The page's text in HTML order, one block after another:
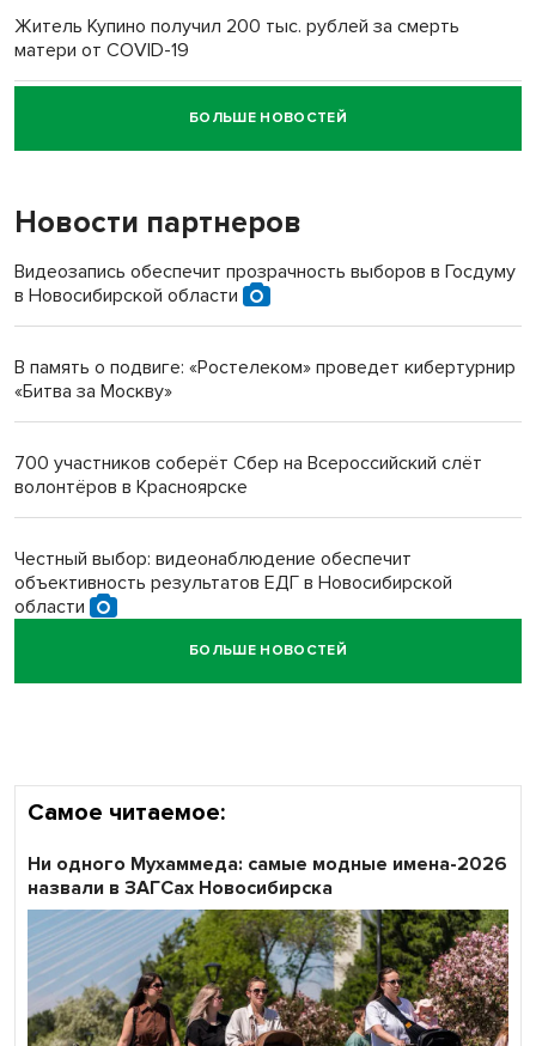
Житель Купино получил 200 тыс. рублей за смерть
матери от COVID-19
Новосибирский суд наказал водителя за смерть
пенсионерки на вокзале
«Мы живём на пастбище!»: в новосибирском селе лошади
терроризируют жителей
Инвалид получил условный срок за избиение врачей
Новосибирский преподаватель с женой вошли в топ-16
Обновлённое отделение ВТБ открылось в Искитиме
БОЛЬШЕ НОВОСТЕЙ
Новости партнеров
Видеозапись обеспечит прозрачность выборов в Госдуму
в Новосибирской области
В память о подвиге: «Ростелеком» проведет кибертурнир
«Битва за Москву»
700 участников соберёт Сбер на Всероссийский слёт
волонтёров в Красноярске
Честный выбор: видеонаблюдение обеспечит
объективность результатов ЕДГ в Новосибирской
области
Кибертанки пошли в бой: «Ростелеком» объявляет
БОЛЬШЕ НОВОСТЕЙ
Самое читаемое:
Ни одного Мухаммеда: самые модные имена-2026
назвали в ЗАГСах Новосибирска